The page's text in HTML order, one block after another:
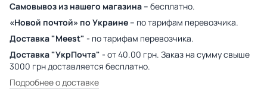
Самовывоз из нашего магазина – бесплатно.
«Новой почтой» по Украине – по тарифам перевозчика.
Доставка "Meest" - по тарифам перевозчика.
Доставка "УкрПочта" - от 40.00 грн. Заказ на сумму свыше
3000 грн доставляется бесплатно.
Подробнее о доставке